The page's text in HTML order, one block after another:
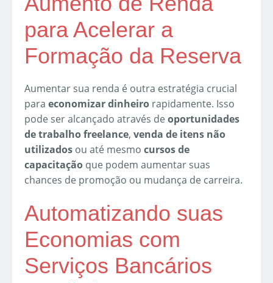
para Acelerar a
Formação da Reserva
Aumentar sua renda é outra estratégia crucial
para economizar dinheiro rapidamente. Isso
pode ser alcançado através deoportunidades
de trabalho freelance, venda de itens não
utilizados ou até mesmo cursos de
capacitação que podem aumentar suas
chances de promoção ou mudança de carreira.
Automatizando suas
Economias com
Serviços Bancários